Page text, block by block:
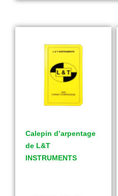
Calepin d’arpentage
de L&T
INSTRUMENTS